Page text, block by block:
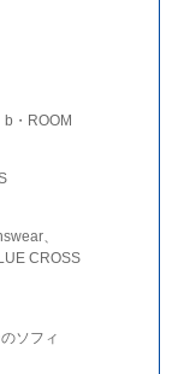
・ROOM
、
CROSS
ソフィ